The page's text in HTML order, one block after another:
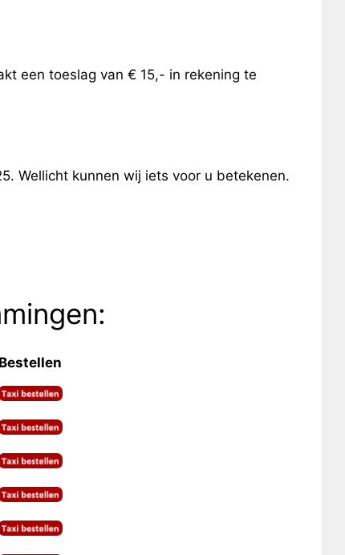
een toeslag van € 15,- in rekening te
Wellicht kunnen wij iets voor u betekenen.
Bestellen